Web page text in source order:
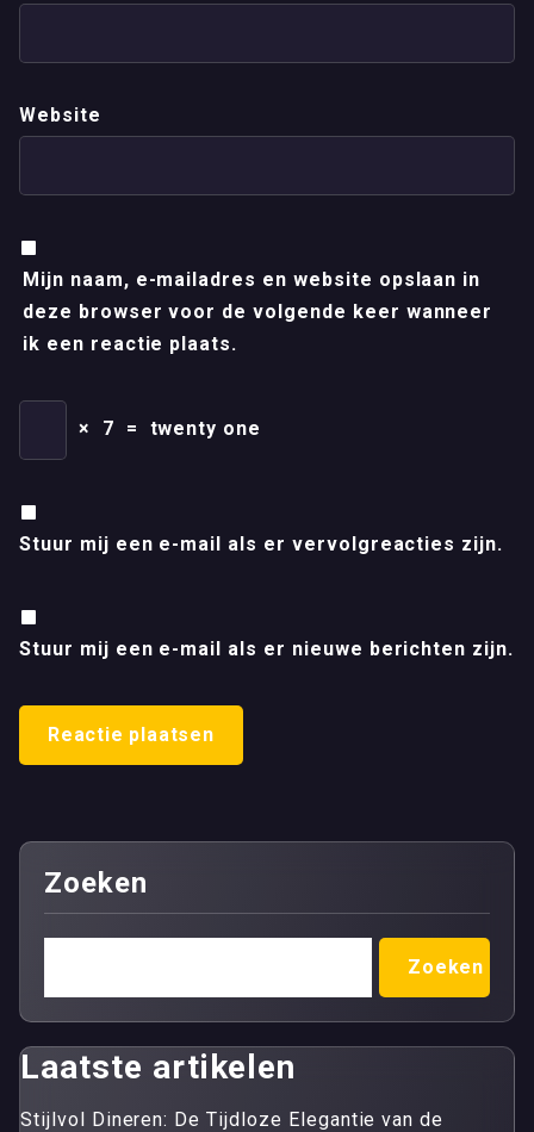
Website
Mijn naam, e-mailadres en website opslaan in
deze browser voor de volgende keer wanneer
ik een reactie plaats.
× 7 = twenty one
Stuur mij een e-mail als er vervolgreacties zijn.
Stuur mij een e-mail als er nieuwe berichten zijn.
Zoeken
Zoeken
Laatste artikelen
Stijlvol Dineren: De Tijdloze Elegantie van de